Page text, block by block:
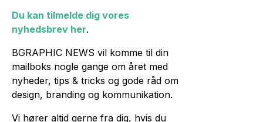
Du kan tilmelde dig vores
nyhedsbrev her.
BGRAPHIC NEWS vil komme til din
mailboks nogle gange om året med
nyheder, tips & tricks og gode råd om
design, branding og kommunikation.
Vi hører altid gerne fra dig, hvis du